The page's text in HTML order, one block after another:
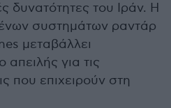
δυνατότητες του Ιράν. Η
συστημάτων ραντάρ
μεταβάλλει
απειλής για τις
που επιχειρούν στη